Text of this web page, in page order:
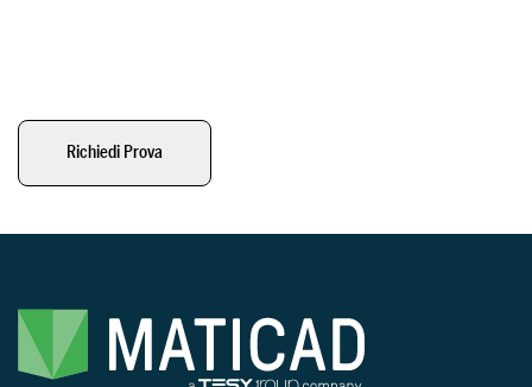
Scopri
PER ARCHITETTI E DESIGNER
Richiedi Prova